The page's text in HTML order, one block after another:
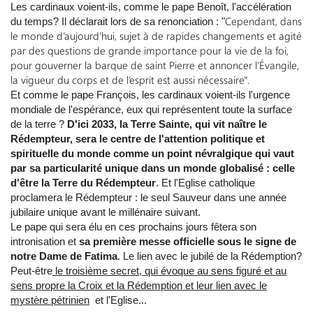
Les cardinaux voient-ils, comme le pape Benoît, l'accélération
du temps? Il déclarait lors de sa renonciation : "Cependant, dans
le monde d’aujourd’hui, sujet à de rapides changements et agité
par des questions de grande importance pour la vie de la foi,
pour gouverner la barque de saint Pierre et annoncer l’Évangile,
la vigueur du corps et de l’esprit est aussi nécessaire".
Et comme le pape François, les cardinaux voient-ils l'urgence
mondiale de l'espérance, eux qui représentent toute la surface
de la terre ? D'ici 2033, la Terre Sainte, qui vit naître le
Rédempteur, sera le centre de l'attention politique et
spirituelle du monde comme un point névralgique qui vaut
par sa particularité unique dans un monde globalisé : celle
d'être la Terre du Rédempteur. Et l'Eglise catholique
proclamera le Rédempteur : le seul Sauveur dans une année
jubilaire unique avant le millénaire suivant.
Le pape qui sera élu en ces prochains jours fêtera son
intronisation et sa première messe officielle sous le signe de
notre Dame de Fatima. Le lien avec le jubilé de la Rédemption?
Peut-être le troisième secret, qui évoque au sens figuré et au
sens propre la Croix et la Rédemption et leur lien avec le
mystère pétrinien et l'Eglise...